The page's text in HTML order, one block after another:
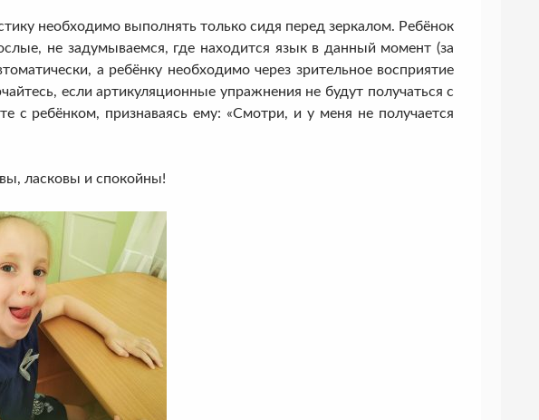
необходимо выполнять только сидя перед зеркалом. Ребёнок
не задумываемся, где находится язык в данный момент (за
а ребёнку необходимо через зрительное восприятие
если артикуляционные упражнения не будут получаться с
с ребёнком, признаваясь ему: «Смотри, и у меня не получается
ласковы и спокойны!